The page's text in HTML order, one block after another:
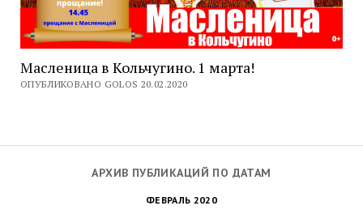
АРХИВ ПУБЛИКАЦИЙ ПО ДАТАМ
ФЕВРАЛЬ 2020
Масленица в Кольчугино. 1 марта!
ОПУБЛИКОВАНО GOLOS 20.02.2020